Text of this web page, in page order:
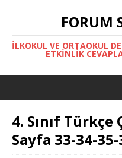
FORUM
İLKOKUL VE ORTAOKUL
ETKINLIK
4. Sınıf Türkçe
Sayfa 33-34-